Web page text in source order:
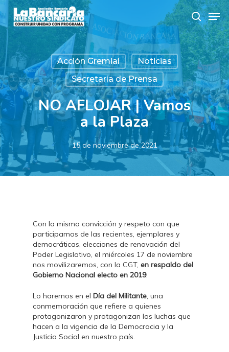
to
main
search
Acción Gremial
Noticias
Secretaría de Prensa
NO AFLOJAR | Vamos
a la Plaza
15 de noviembre de 2021
Con la misma convicción y respeto con que
participamos de las recientes, ejemplares y
democráticas, elecciones de renovación del
Poder Legislativo, el miércoles 17 de noviembre
nos movilizaremos, con la CGT, en respaldo del
Gobierno Nacional electo en 2019.
Lo haremos en el Día del Militante, una
conmemoración que refiere a quienes
protagonizaron y protagonizan las luchas que
hacen a la vigencia de la Democracia y la
Justicia Social en nuestro país.